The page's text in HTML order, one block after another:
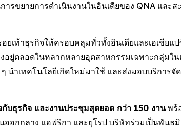
รขยายการดำเนินงานในอินเดียของ QNA แล
ยเท้าธุรกิจให้ครอบคลุมทั่วทั้งอินเดียและเอเชีย
ยู่ตลอดในหลากหลายอุตสาหกรรมเฉพาะกลุ่มใ
ำเทคโนโลยีเกิดใหม่มาใช้ และส่งมอบบริการจั
บธุรกิจ และงานประชุมสุดยอด กว่า 150 งานพร้
อกกลาง แอฟริกา และยุโรป บริษัทร่วมเป็นพัน